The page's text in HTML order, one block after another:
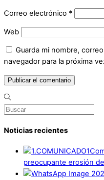
Correo electrónico *
Web
Guarda mi nombre,
navegador para la próxima
Noticias recientes
preocupante erosión